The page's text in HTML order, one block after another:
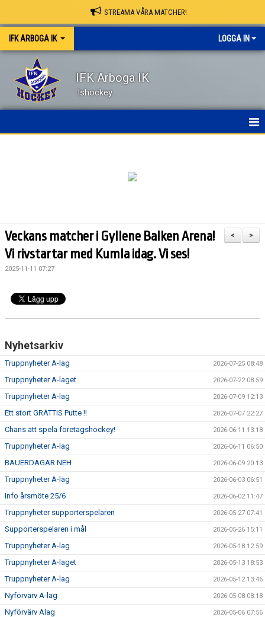
STREAMA VÅRA MATCHER!
IFK ARBOGA IK LOGGA IN
IFK Arboga IK
Ishockey
KALENDER
DOKUMENT
VÅRA LAG
ISSCHEMA
BOKA LOGE OCH MAT
DEN BLÅVITA VÄGEN
BILJETTER
BLI HOCKEYDOMARE
A-LAGETS MATCHER 25/26
KLUBBPROFIL
MEDLEMSSKAP
>
<
Veckans matcher i Gyllene Balken Arena!
Vi rivstartar med Kumla idag. Vi ses!
2025-11-11 07:27
Nyhetsarkiv
Truppnyheter A-lag 2026-07-25 08:48
Truppnyheter A-laget 2026-07-22 08:59
Truppnyheter A-lag 2026-07-09 12:13
Ett stort GRATTIS Putte !! 2026-07-07 22:27
Chans att spela företagshockey! 2026-06-11 13:18
Truppnyheter A-lag 2026-06-11 06:50
BAUERDAGAR NEH 2026-06-09 20:13
Truppnyheter A-lag 2026-06-03 06:51
Info årsmöte 25/6 2026-06-02 11:47
Truppnyheter supporterspelaren 2026-05-27 07:41
Supporterspelaren i mål 2026-05-26 15:11
Truppnyheter A-lag 2026-05-18 12:59
Truppnyheter A-laget 2026-05-13 18:53
Truppnyheter A-lag 2026-05-12 13:46
Nyförvärv A-lag 2026-05-08 08:18
Nyförvärv Alag 2026-05-06 07:56